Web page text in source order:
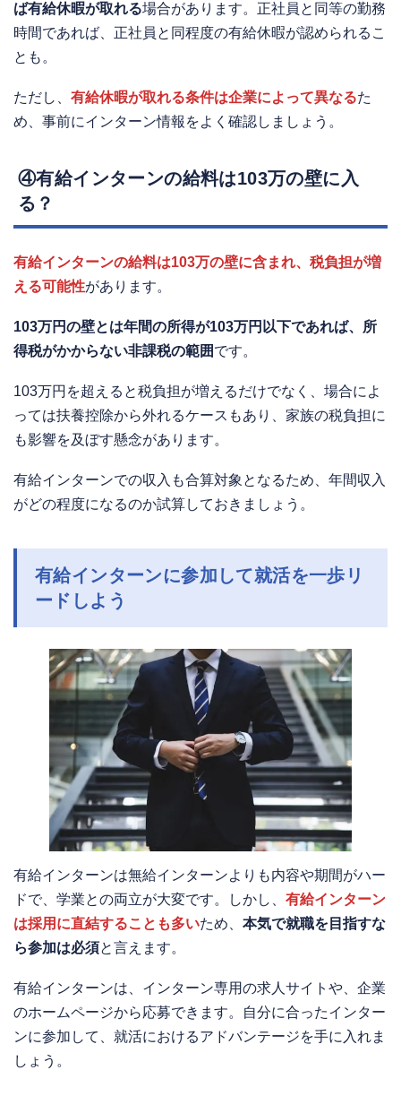
ば有給休暇が取れる場合があります。正社員と同等の勤務
時間であれば、正社員と同程度の有給休暇が認められるこ
とも。
ただし、 有給休暇が取れる条件は企業によって異なるた
め、事前にインターン情報をよく確認しましょう。
④有給インターンの給料は103万の壁に入
る？
有給インターンの給料は103万の壁に含まれ、税負担が増
える可能性があります。
103万円の壁とは年間の所得が103万円以下であれば、所
得税がかからない非課税の範囲です。
103万円を超えると税負担が増えるだけでなく、場合によ
っては扶養控除から外れるケースもあり、家族の税負担に
も影響を及ぼす懸念があります。
有給インターンでの収入も合算対象となるため、年間収入
がどの程度になるのか試算しておきましょう。
有給インターンに参加して就活を一歩リ
ードしよう
有給インターンは無給インターンよりも内容や期間がハー
ドで、学業との両立が大変です。しかし、 有給インターン
は採用に直結することも多いため、 本気で就職を目指すな
ら参加は必須と言えます。
有給インターンは、インターン専用の求人サイトや、企業
のホームページから応募できます。自分に合ったインター
ンに参加して、就活におけるアドバンテージを手に入れま
しょう。